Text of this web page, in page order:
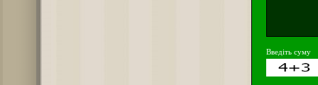
Введіть суму